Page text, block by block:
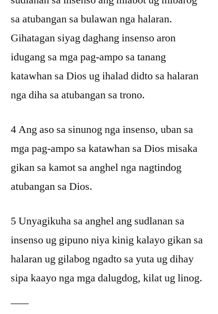
sa atubangan sa bulawan nga halaran.
Gihatagan siyag daghang insenso aron
idugang sa mga pag-ampo sa tanang
katawhan sa Dios ug ihalad didto sa halaran
nga diha sa atubangan sa trono.
4 Ang aso sa sinunog nga insenso, uban sa
mga pag-ampo sa katawhan sa Dios misaka
gikan sa kamot sa anghel nga nagtindog
atubangan sa Dios.
5 Unyagikuha sa anghel ang sudlanan sa
insenso ug gipuno niya kinig kalayo gikan sa
halaran ug gilabog ngadto sa yuta ug dihay
sipa kaayo nga mga dalugdog, kilat ug linog.